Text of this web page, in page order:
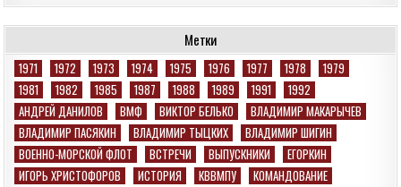
Метки
1971 1972 1973 1974 1975 1976 1977 1978
1979
1981
1982 1985 1987 1988 1989 1991
1992
АНДРЕЙ ДАНИЛОВ
ВМФ ВИКТОР БЕЛЬКО
ВЛАДИМИР МАКАРЫЧЕВ
ВЛАДИМИР ПАСЯКИН
ВЛАДИМИР ТЫЦКИХ
ВЛАДИМИР ШИГИН
ВОЕННО-МОРСКОЙ ФЛОТ
ВСТРЕЧИ ВЫПУСКНИКИ
ЕГОРКИН
ИГОРЬ ХРИСТОФОРОВ
ИСТОРИЯ КВВМПУ КОМАНДОВАНИЕ